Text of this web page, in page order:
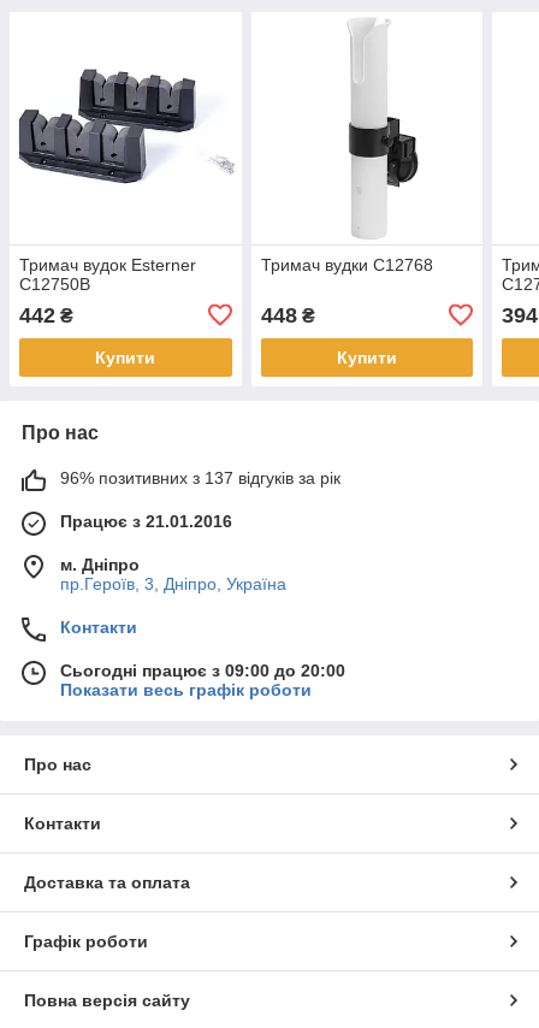
Тримач вудок Esterner
C12750B
442 ₴
Купити
Тримач вудки C12768
448₴
Купити
394
Про нас
96% позитивних з 137 відгуків за рік
Працює з 21.01.2016
м. Дніпро
пр.Героїв, 3, Дніпро, Україна
Контакти
Сьогодні працює з 09:00 до 20:00
Показати весь графік роботи
Про нас
Контакти
Доставка та оплата
Графік роботи
Повна версія сайту